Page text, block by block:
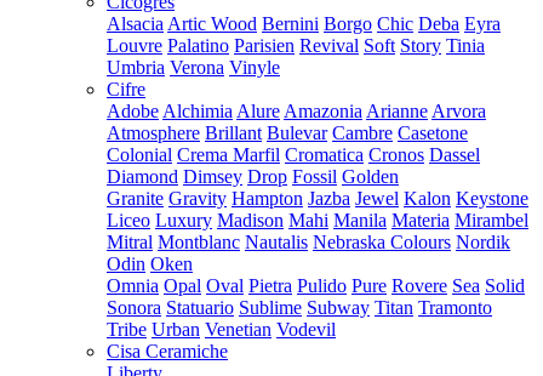
Alsacia Artic Wood Bernini Borgo Chic Deba Eyra
Louvre Palatino Parisien Revival Soft Story Tinia
Umbria Verona Vinyle
Cifre
Adobe Alchimia Alure Amazonia Arianne Arvora
Atmosphere Brillant Bulevar Cambre Casetone
Colonial Crema Marfil Cromatica Cronos Dassel
Diamond Dimsey Drop Fossil Golden
Granite Gravity Hampton Jazba Jewel Kalon Keystone
Liceo Luxury Madison Mahi Manila Materia Mirambel
Mitral Montblanc Nautalis Nebraska Colours Nordik
Odin Oken
Omnia Opal Oval Pietra Pulido Pure Rovere Sea Solid
Sonora Statuario Sublime Subway Titan Tramonto
Tribe Urban Venetian Vodevil
Cisa Ceramiche